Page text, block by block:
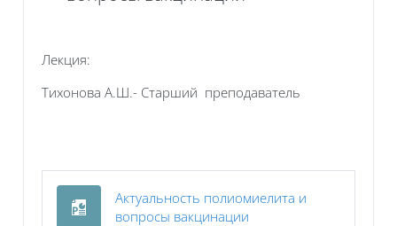
Лекция:
Тихонова А.Ш.- Старший преподаватель
Актуальность полиомиелита и
вопросы вакцинации